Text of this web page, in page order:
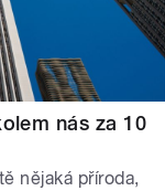
nás za 10
nějaká příroda,